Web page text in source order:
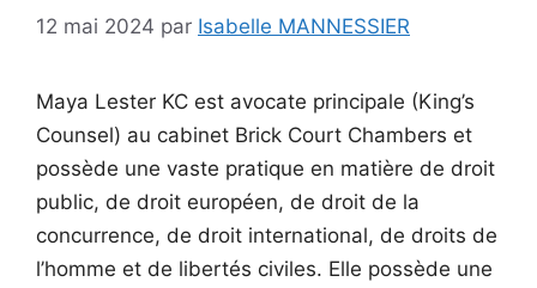
12 mai 2024 par Isabelle MANNESSIER
Maya Lester KC est avocate principale (King’s
Counsel) au cabinet Brick Court Chambers et
possède une vaste pratique en matière de droit
public, de droit européen, de droit de la
concurrence, de droit international, de droits de
l’homme et de libertés civiles. Elle possède une